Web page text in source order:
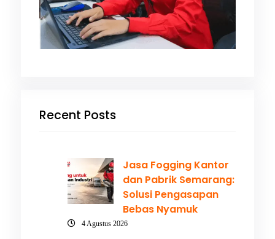
Recent Posts
Jasa Fogging Kantor
dan Pabrik Semarang:
Solusi Pengasapan
Bebas Nyamuk
4 Agustus 2026